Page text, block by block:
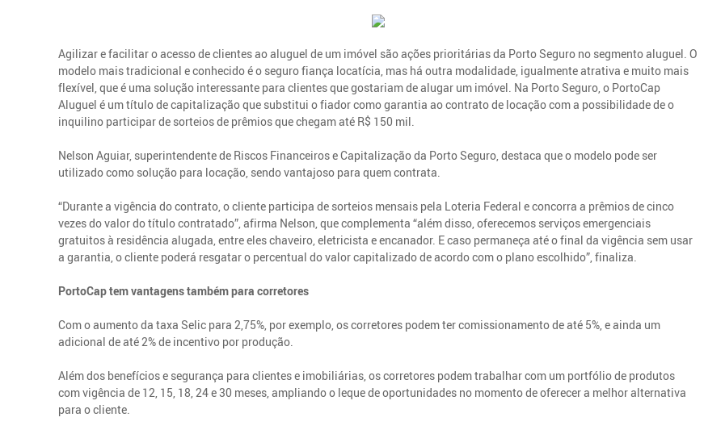
Agilizar e facilitar o acesso de clientes ao aluguel de um imóvel são ações prioritárias da Porto Seguro no segmento aluguel. O
modelo mais tradicional e conhecido é o seguro fiança locatícia, mas há outra modalidade, igualmente atrativa e muito mais
flexível, que é uma solução interessante para clientes que gostariam de alugar um imóvel. Na Porto Seguro, o PortoCap
Aluguel é um título de capitalização que substitui o fiador como garantia ao contrato de locação com a possibilidade de o
inquilino participar de sorteios de prêmios que chegam até R$ 150 mil.
Nelson Aguiar, superintendente de Riscos Financeiros e Capitalização da Porto Seguro, destaca que o modelo pode ser
utilizado como solução para locação, sendo vantajoso para quem contrata.
“Durante a vigência do contrato, o cliente participa de sorteios mensais pela Loteria Federal e concorra a prêmios de cinco
vezes do valor do título contratado”, afirma Nelson, que complementa “além disso, oferecemos serviços emergenciais
gratuitos à residência alugada, entre eles chaveiro, eletricista e encanador. E caso permaneça até o final da vigência sem usar
a garantia, o cliente poderá resgatar o percentual do valor capitalizado de acordo com o plano escolhido”, finaliza.
PortoCap tem vantagens também para corretores
Com o aumento da taxa Selic para 2,75%, por exemplo, os corretores podem ter comissionamento de até 5%, e ainda um
adicional de até 2% de incentivo por produção.
Além dos benefícios e segurança para clientes e imobiliárias, os corretores podem trabalhar com um portfólio de produtos
com vigência de 12, 15, 18, 24 e 30 meses, ampliando o leque de oportunidades no momento de oferecer a melhor alternativa
para o cliente.